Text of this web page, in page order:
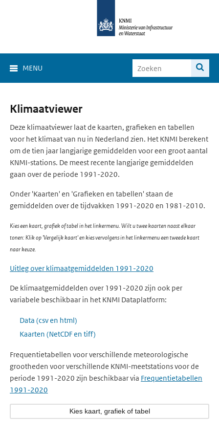
MENU
Klimaat
Viewer
Klimaatviewer
Deze klimaatviewer laat de kaarten, grafieken en tabellen
voor het klimaat van nu in Nederland zien. Het KNMI berekent
om de tien jaar langjarige gemiddelden voor een groot aantal
KNMI-stations. De meest recente langjarige gemiddelden
gaan over de periode 1991-2020.
Onder 'Kaarten' en 'Grafieken en tabellen' staan de
gemiddelden over de tijdvakken 1991-2020 en 1981-2010.
Kies een kaart, grafiek of tabel in het linkermenu. Wilt u twee kaarten naast elkaar
tonen: Klik op 'Vergelijk kaart' en kies vervolgens in het linkermenu een tweede kaart
naar keuze.
Uitleg over klimaatgemiddelden 1991-2020
De klimaatgemiddelden over 1991-2020 zijn ook per
variabele beschikbaar in het KNMI Dataplatform:
Data (csv en html)
Kaarten (NetCDF en tiff)
Frequentietabellen voor verschillende meteorologische
grootheden voor verschillende KNMI-meetstations voor de
periode 1991-2020 zijn beschikbaar via Frequentietabellen
1991-2020
Kies kaart, grafiek of tabel